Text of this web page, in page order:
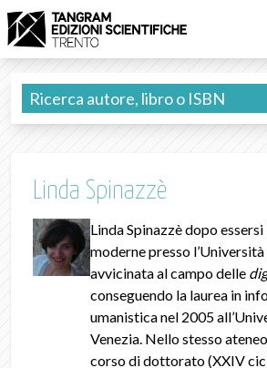
Linda Spinazzè
Linda Spinazzè dopo
moderne presso
avvicinata al campo delle
conseguendo la laurea in
umanistica nel 2005
Venezia. Nello stesso
corso di dottorato (XXIV